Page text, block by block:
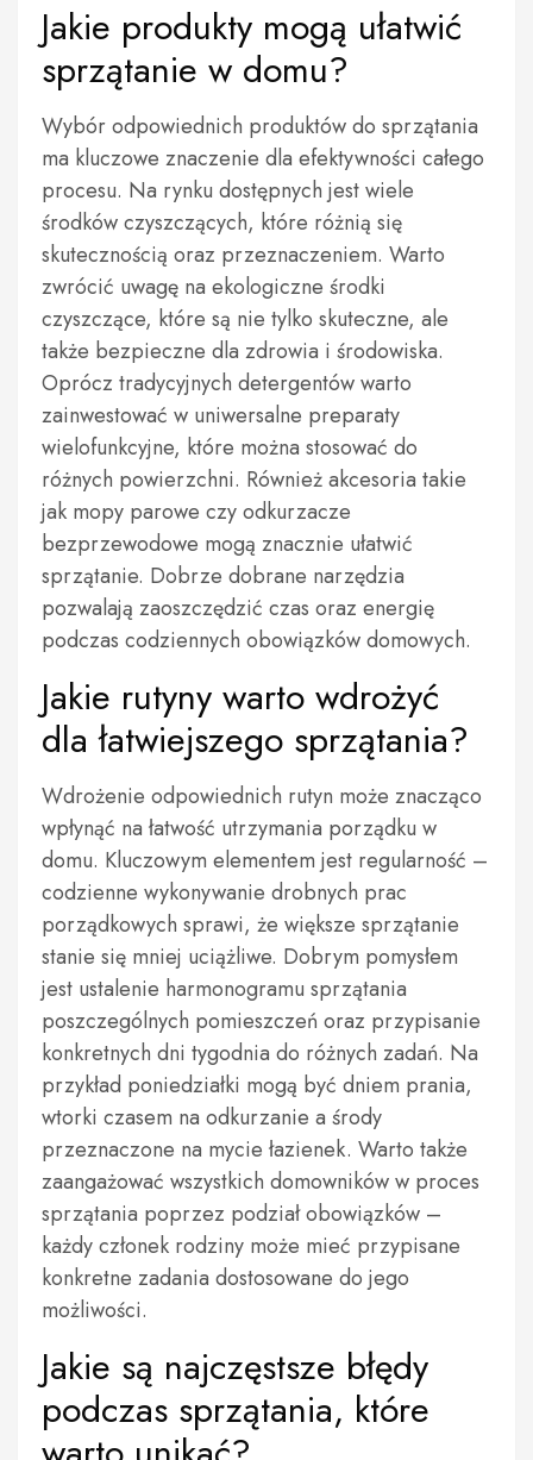
Jakie produkty mogą ułatwić
sprzątanie w domu?
Wybór odpowiednich produktów do sprzątania
ma kluczowe znaczenie dla efektywności całego
procesu. Na rynku dostępnych jest wiele
środków czyszczących, które różnią się
skutecznością oraz przeznaczeniem. Warto
zwrócić uwagę na ekologiczne środki
czyszczące, które są nie tylko skuteczne, ale
także bezpieczne dla zdrowia i środowiska.
Oprócz tradycyjnych detergentów warto
zainwestować w uniwersalne preparaty
wielofunkcyjne, które można stosować do
różnych powierzchni. Również akcesoria takie
jak mopy parowe czy odkurzacze
bezprzewodowe mogą znacznie ułatwić
sprzątanie. Dobrze dobrane narzędzia
pozwalają zaoszczędzić czas oraz energię
podczas codziennych obowiązków domowych.
Jakie rutyny warto wdrożyć
dla łatwiejszego sprzątania?
Wdrożenie odpowiednich rutyn może znacząco
wpłynąć na łatwość utrzymania porządku w
domu. Kluczowym elementem jest regularność –
codzienne wykonywanie drobnych prac
porządkowych sprawi, że większe sprzątanie
stanie się mniej uciążliwe. Dobrym pomysłem
jest ustalenie harmonogramu sprzątania
poszczególnych pomieszczeń oraz przypisanie
konkretnych dni tygodnia do różnych zadań. Na
przykład poniedziałki mogą być dniem prania,
wtorki czasem na odkurzanie a środy
przeznaczone na mycie łazienek. Warto także
zaangażować wszystkich domowników w proces
sprzątania poprzez podział obowiązków –
każdy członek rodziny może mieć przypisane
konkretne zadania dostosowane do jego
możliwości.
Jakie są najczęstsze błędy
podczas sprzątania, które